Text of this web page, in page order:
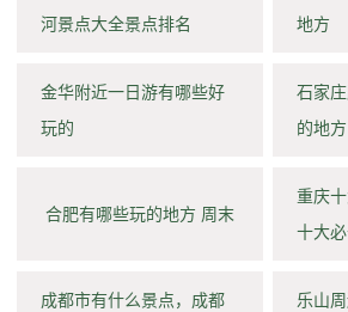
河景点大全景点排名
地方
金华附近一日游有哪些好
玩的
石家
的地方
合肥有哪些玩的地方 周末
重庆
十大
成都市有什么景点，成都
乐山